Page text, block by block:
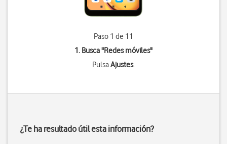
Paso 1 de 11
1. Busca "Redes móviles"
PulsaAjustes.
¿Te ha resultado útil esta información?